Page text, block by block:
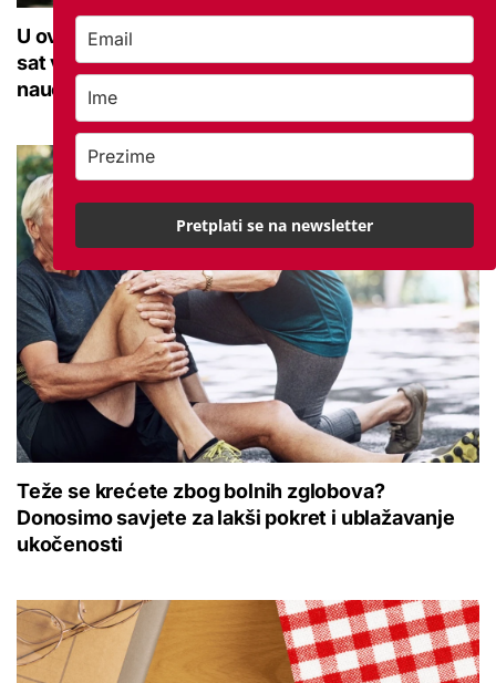
U ovoj optici rade najdetaljniji pregled vida, traje
sat vremena: Bila sam na njemu, evo što me
naučio
Teže se krećete zbog bolnih zglobova?
Donosimo savjete za lakši pokret i ublažavanje
ukočenosti
Pretplati se na newsletter